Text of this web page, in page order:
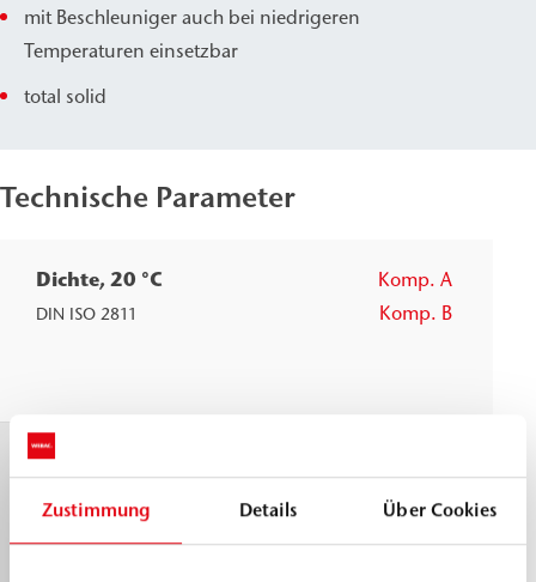
Zustimmung Details Über Cookies
mit Beschleuniger auch bei niedrigeren
Temperaturen einsetzbar
total solid
Technische Parameter
Dichte, 20 °C
DIN ISO 2811
Komp. A
Komp. B
Topfzeit
WEBAC Prüfvorschrift